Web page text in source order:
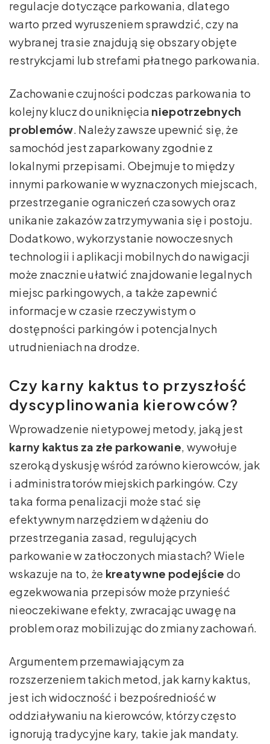
regulacje dotyczące parkowania, dlatego
warto przed wyruszeniem sprawdzić, czy na
wybranej trasie znajdują się obszary objęte
restrykcjami lub strefami płatnego parkowania.
Zachowanie czujności podczas parkowania to
kolejny klucz do uniknięcia niepotrzebnych
problemów. Należy zawsze upewnić się, że
samochód jest zaparkowany zgodnie z
lokalnymi przepisami. Obejmuje to między
innymi parkowanie w wyznaczonych miejscach,
przestrzeganie ograniczeń czasowych oraz
unikanie zakazów zatrzymywania się i postoju.
Dodatkowo, wykorzystanie nowoczesnych
technologii i aplikacji mobilnych do nawigacji
może znacznie ułatwić znajdowanie legalnych
miejsc parkingowych, a także zapewnić
informacje w czasie rzeczywistym o
dostępności parkingów i potencjalnych
utrudnieniach na drodze.
Czy karny kaktus to przyszłość
dyscyplinowania kierowców?
Wprowadzenie nietypowej metody, jaką jest
karny kaktus za złe parkowanie, wywołuje
szeroką dyskusję wśród zarówno kierowców, jak
i administratorów miejskich parkingów. Czy
taka forma penalizacji może stać się
efektywnym narzędziem w dążeniu do
przestrzegania zasad, regulujących
parkowanie w zatłoczonych miastach? Wiele
wskazuje na to, że kreatywne podejście do
egzekwowania przepisów może przynieść
nieoczekiwane efekty, zwracając uwagę na
problem oraz mobilizując do zmiany zachowań.
Argumentem przemawiającym za
rozszerzeniem takich metod, jak karny kaktus,
jest ich widoczność i bezpośredniość w
oddziaływaniu na kierowców, którzy często
ignorują tradycyjne kary, takie jak mandaty.